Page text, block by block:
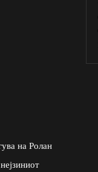
на Ролан